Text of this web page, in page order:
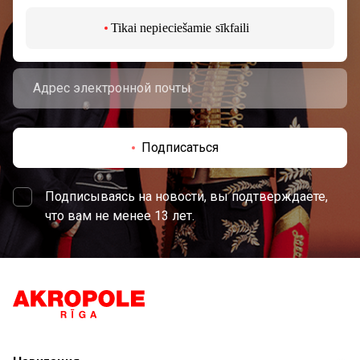
Tikai nepieciešamie sīkfaili
торгового центра AKROPOLIS.
Подписаться
Подписываясь на новости, вы подтверждаете,
что вам не менее 13 лет.